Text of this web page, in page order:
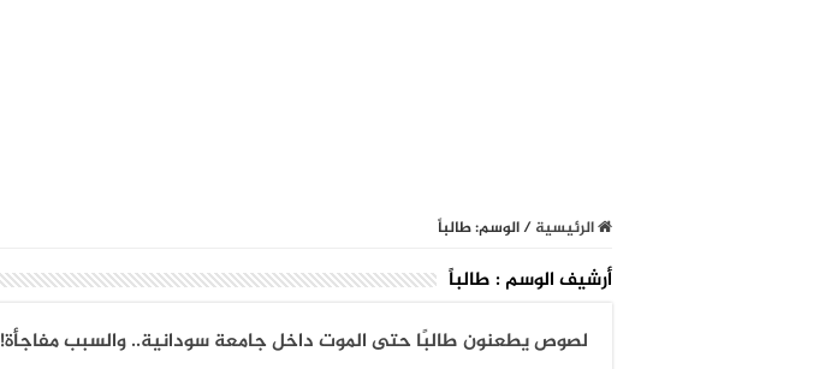
الرئيسية/الوسم:طالباً
أرشيف الوسم : طالباً
لصوص يطعنون طالبًا حتى الموت داخل جامعة سودانية.. والسبب مفاجأة!